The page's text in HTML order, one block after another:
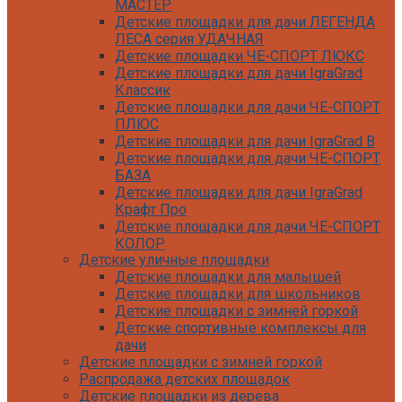
МАСТЕР
Детские площадки для дачи ЛЕГЕНДА
ЛЕСА серия УДАЧНАЯ
Детские площадки ЧЕ-СПОРТ ЛЮКС
Детские площадки для дачи IgraGrad
Классик
Детские площадки для дачи ЧЕ-СПОРТ
ПЛЮС
Детские площадки для дачи IgraGrad B
Детские площадки для дачи ЧЕ-СПОРТ
БАЗА
Детские площадки для дачи IgraGrad
Крафт Про
Детские площадки для дачи ЧЕ-СПОРТ
КОЛОР
Детские площадки для дачи IgraGrad С
Детские площадки для дачи ЧЕ-СПОРТ
КАРКАС
Детские площадки для дачи Савушка
КУБ
Детские уличные игровые площадки
для дачи IgraGrad К
Детские площадки для дачи IgraGrad W
Детские площадки для дачи Выше всех
Детские уличные площадки
Детские площадки для малышей
Детские площадки для школьников
Детские площадки с зимней горкой
Детские спортивные комплексы для
дачи
Детские площадки с зимней горкой
Распродажа детских площадок
Детские площадки из дерева